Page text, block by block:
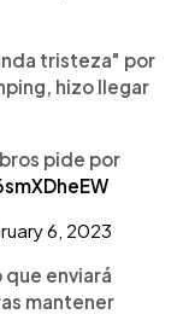
tristeza" por
hizo llegar
pide por
6, 2023
enviará
mantener